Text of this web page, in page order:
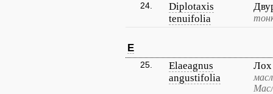
24.
Diplotaxis
tenuifolia
E
25.
Elaeagnus
angustifolia
Лох